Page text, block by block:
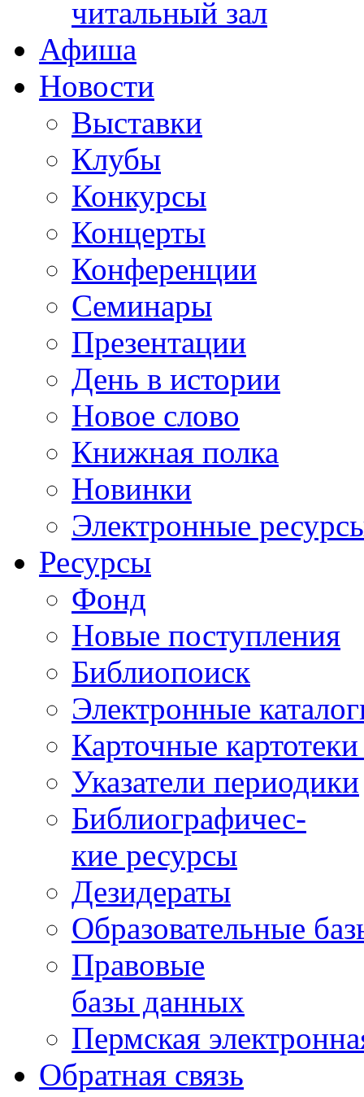
читальный зал
Афиша
Новости
Выставки
Клубы
Конкурсы
Концерты
Конференции
Семинары
Презентации
День в истории
Новое слово
Книжная полка
Новинки
Электронные
Ресурсы
Фонд
Новые поступления
Библиопоиск
Электронные
Карточные
Указатели периодики
Библиографичес-
кие ресурсы
Дезидераты
Образовательные
Правовые
базы данных
Пермская
Обратная связь